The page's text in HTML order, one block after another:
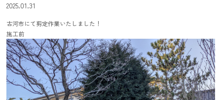
2025.01.31
古河市にて剪定作業いたしました！
施工前